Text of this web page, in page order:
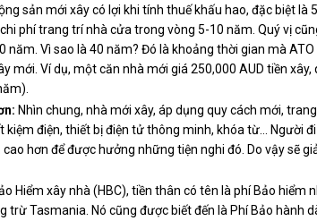
sản mới xây có lợi khi tính thuế khấu hao, đặc biệt là
phí trang trí nhà cửa trong vòng 5-10 năm. Quý vị
năm. Vì sao là 40 năm? Đó là khoảng thời gian mà
mới. Ví dụ, một căn nhà mới giá 250,000 AUD tiền
Nhìn chung, nhà mới xây, áp dụng quy cách mới,
kiệm điện, thiết bị điện tử thông minh, khóa từ… Người
hơn để được hưởng những tiện nghi đó. Do vậy sẽ
Hiểm xây nhà (HBC), tiền thân có tên là phí Bảo hiểm
trừ Tasmania. Nó cũng được biết đến là Phí Bảo hành